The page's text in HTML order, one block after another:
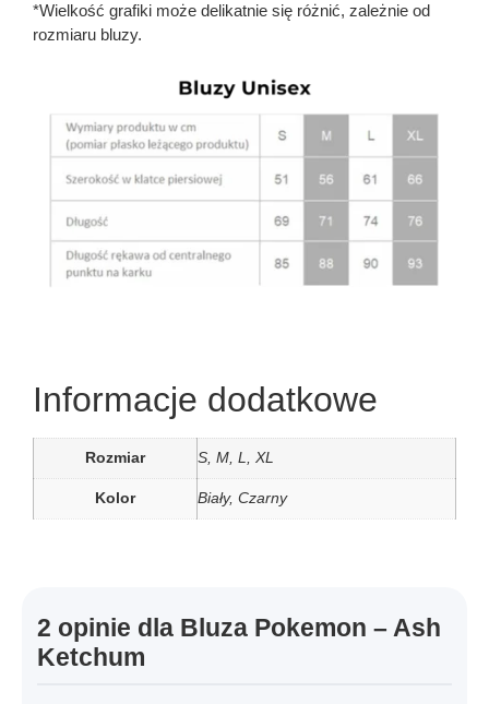
*Wielkość grafiki może delikatnie się różnić, zależnie od
rozmiaru bluzy.
Informacje dodatkowe
Rozmiar S, M, L, XL
Kolor Biały, Czarny
2 opinie dla Bluza Pokemon – Ash
Ketchum